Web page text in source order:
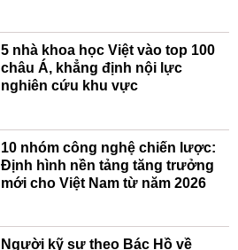
5 nhà khoa học Việt vào top 100
châu Á, khẳng định nội lực
nghiên cứu khu vực
10 nhóm công nghệ chiến lược:
Định hình nền tảng tăng trưởng
mới cho Việt Nam từ năm 2026
Người kỹ sư theo Bác Hồ về